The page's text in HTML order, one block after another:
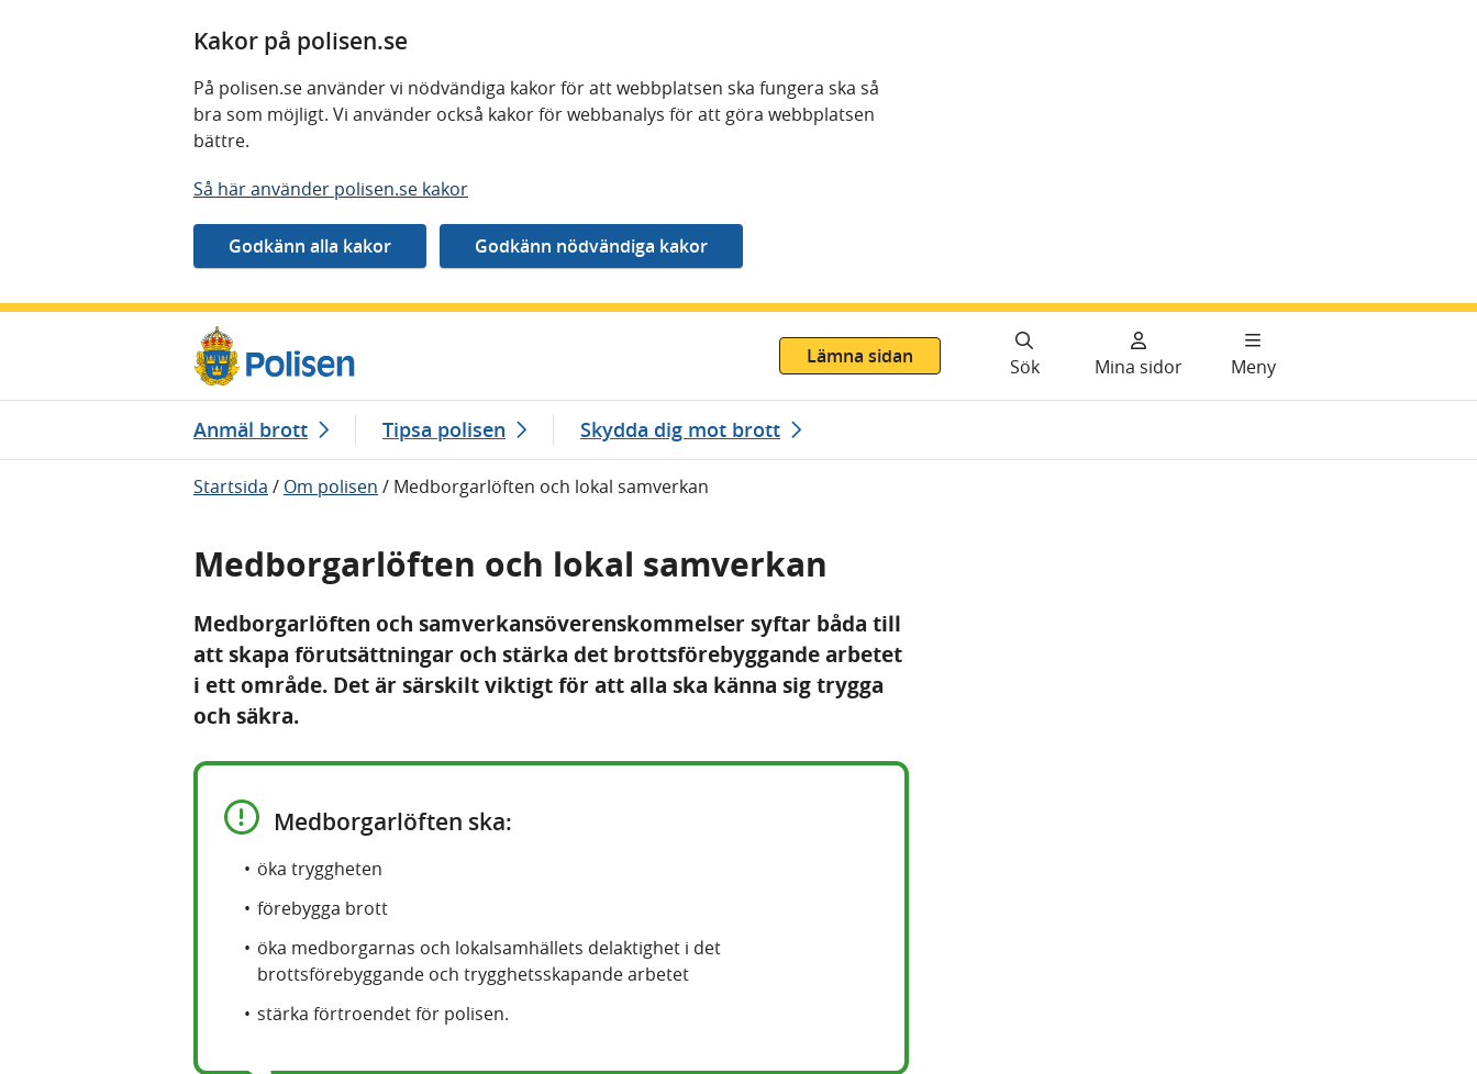
Kakor på polisen.se
På polisen.se använder vi nödvändiga kakor för att webbplatsen ska fungera ska så
bra som möjligt. Vi använder också kakor för webbanalys för att göra webbplatsen
bättre.
Så här använder polisen.se kakor
Lämna sidan
Sök Mina sidor Meny
Anmäl brott Tipsa polisen Skydda dig mot brott
Startsida / Om polisen / Medborgarlöften och lokal samverkan
Medborgarlöften och lokal samverkan
Medborgarlöften och samverkansöverenskommelser syftar båda till
att skapa förutsättningar och stärka det brottsförebyggande arbetet
i ett område. Det är särskilt viktigt för att alla ska känna sig trygga
och säkra.
Medborgarlöften ska:
öka tryggheten
förebygga brott
öka medborgarnas och lokalsamhällets delaktighet i det
brottsförebyggande och trygghetsskapande arbetet
stärka förtroendet för polisen.